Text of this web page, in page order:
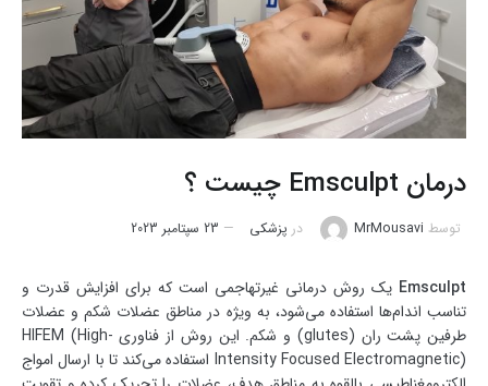
درمان Emsculpt چیست ؟
توسط MrMousavi در پزشکی 23 سپتامبر 2023
Emsculpt یک روش درمانی غیرتهاجمی است که برای افزایش قدرت و
تناسب اندام‌ها استفاده می‌شود، به ویژه در مناطق عضلات شکم و عضلات
طرفین پشت ران (glutes) و شکم. این روش از فناوری HIFEM (High-
Intensity Focused Electromagnetic) استفاده می‌کند تا با ارسال امواج